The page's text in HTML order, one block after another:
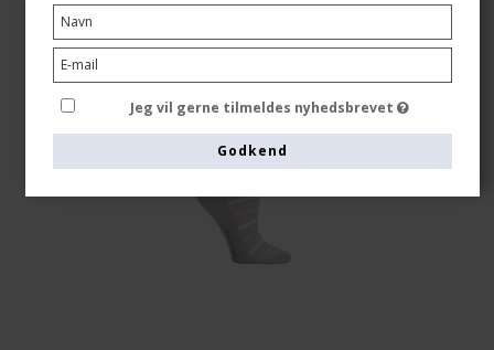
Jeg vil gerne tilmeldes nyhedsbrevet
Godkend